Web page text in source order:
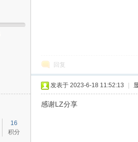
回复
16
积分
发表于 2023-6-18 11:52:13
感谢LZ分享